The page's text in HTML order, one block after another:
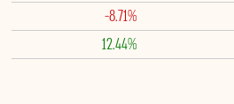
-8.71%
12.44%